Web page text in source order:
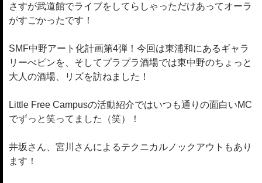
さすが武道館でライブをしてらしゃっただけあってオーラ
がすごかったです！
SMF中野アート化計画第4弾！今回は東浦和にあるギャラ
リーぺピンを、そしてプラプラ酒場では東中野のちょっと
大人の酒場、リズを訪ねました！
Little Free Campusの活動紹介ではいつも通りの面白いMC
でずっと笑ってました（笑）！
井坂さん、宮川さんによるテクニカルノックアウトもあり
ます！